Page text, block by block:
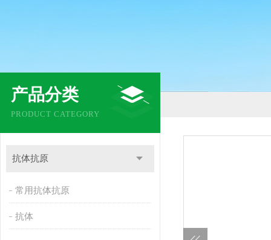
产品分类
PRODUCT CATEGORY
抗体抗原
常用抗体抗原
抗体